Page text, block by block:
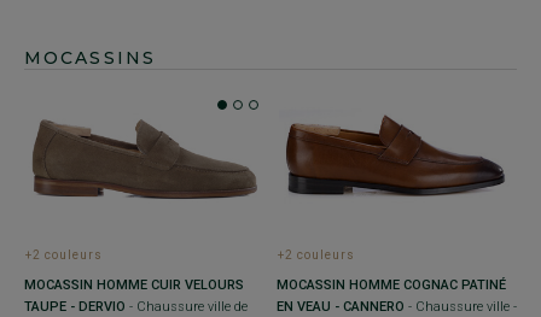
MOCASSINS
+2 couleurs
MOCASSIN HOMME CUIR VELOURS
TAUPE - DERVIO - Chaussure ville de
+2 couleurs
MOCASSIN HOMME COGNAC PATINÉ
EN VEAU - CANNERO - Chaussure ville -